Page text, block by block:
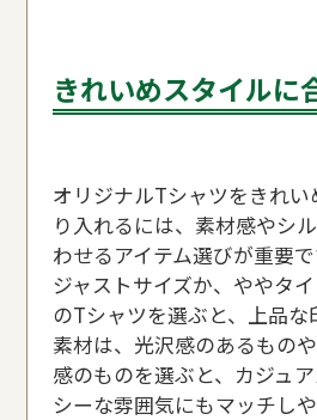
きれいめスタイルに
オリジナルTシャツをきれ
り入れるには、素材感やシ
わせるアイテム選びが重要で
ジャストサイズか、ややタ
のTシャツを選ぶと、上品な
素材は、光沢感のあるもの
感のものを選ぶと、カジュ
シーな雰囲気にもマッチしや